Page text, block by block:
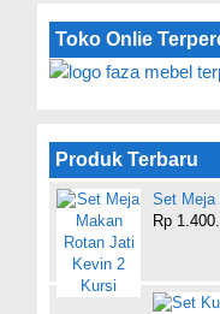
Toko Onlie
Produk Terbaru
Set Meja
Rp